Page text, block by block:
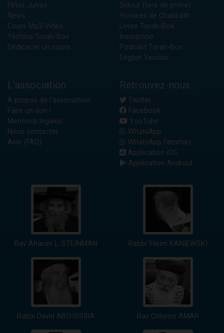
Fêtes Juives
News
Cours Mp3-Vidéo
Yéchiva Torah-Box
Dédicacer un cours
Sidour (livre de prière)
Horaires de Chabbath
Livres Torah-Box
Inscription
Podcast Torah-Box
English Version
L'association
A propos de l'association
Faire un don !
Mentions légales
Nous contacter
Aide (FAQ)
Retrouvez-nous...
Twitter
Facebook
YouTube
WhatsApp
WhatsApp Femmes
Application iOS
Application Android
Rav Aharon L. STEINMAN Rabbi 'Haïm KANIEWSKI
Rabbi David ABI'HSSIRA Rav Chlomo AMAR